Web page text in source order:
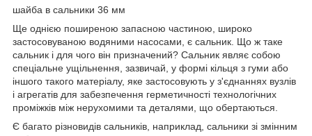
шайба в сальники 36 мм
Ще однією поширеною запасною частиною, широко
застосовуваною водяними насосами, є сальник. Що ж таке
сальник і для чого він призначений? Сальник являє собою
спеціальне ущільнення, зазвичай, у формі кільця з гуми або
іншого такого матеріалу, яке застосовують у з'єднаннях вузлів
і агрегатів для забезпечення герметичності технологічних
проміжків між нерухомими та деталями, що обертаються.
Є багато різновидів сальників, наприклад, сальники зі змінним